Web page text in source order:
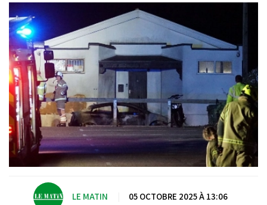
LE MATIN 05 OCTOBRE 2025 À 13:06